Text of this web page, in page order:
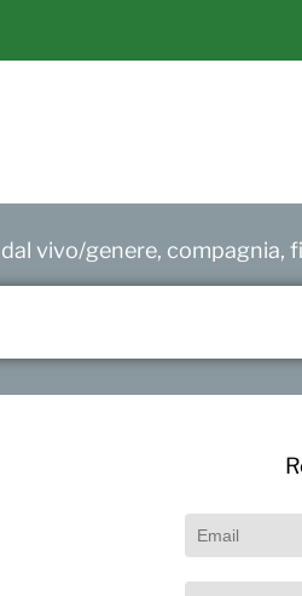
vivo/genere, compagnia,